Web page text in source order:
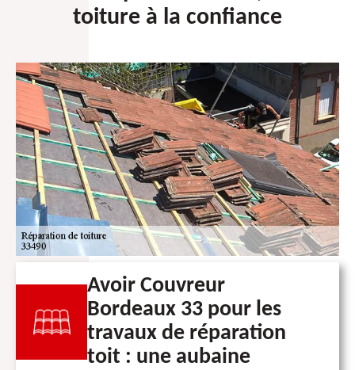
toiture à la confiance
Avoir Couvreur
Bordeaux 33 pour les
travaux de réparation
toit : une aubaine